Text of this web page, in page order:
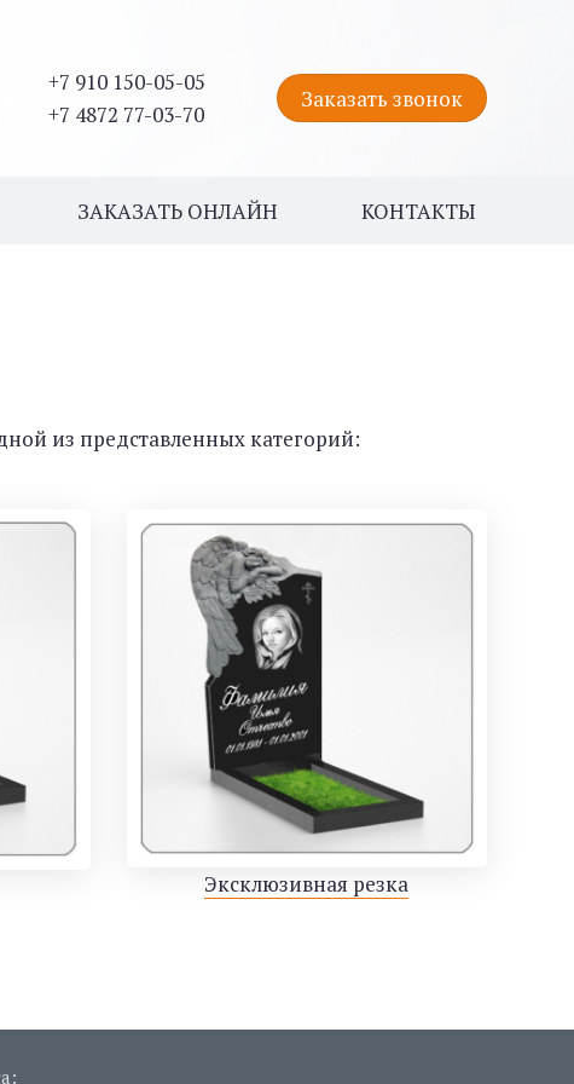
+7 910 150-05-05
+7 4872 77-03-70
Заказать звонок
ЗАКАЗАТЬ ОНЛАЙН КОНТАКТЫ
из представленных категорий:
Эксклюзивная резка